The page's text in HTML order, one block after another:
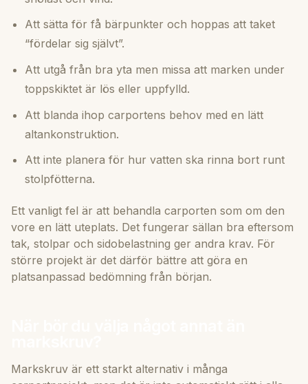
Att sätta för få bärpunkter och hoppas att taket
“fördelar sig självt”.
Att utgå från bra yta men missa att marken under
toppskiktet är lös eller uppfylld.
Att blanda ihop carportens behov med en lätt
altankonstruktion.
Att inte planera för hur vatten ska rinna bort runt
stolpfötterna.
Ett vanligt fel är att behandla carporten som om den
vore en lätt uteplats. Det fungerar sällan bra eftersom
tak, stolpar och sidobelastning ger andra krav. För
större projekt är det därför bättre att göra en
platsanpassad bedömning från början.
Markskruv är ett starkt alternativ i många